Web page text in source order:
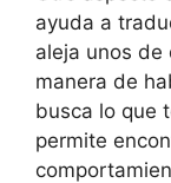
ayuda a
aleja unos de
manera de
busca lo que
permite